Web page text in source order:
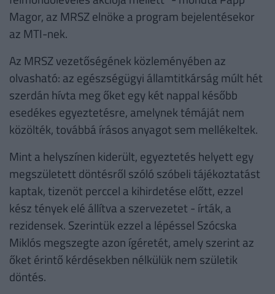
Magor, az MRSZ elnöke a program bejelentésekor
az MTI-nek.
Az MRSZ vezetőségének közleményében az
olvasható: az egészségügyi államtitkárság múlt hét
szerdán hívta meg őket egy két nappal később
esedékes egyeztetésre, amelynek témáját nem
közölték, továbbá írásos anyagot sem mellékeltek.
Mint a helyszínen kiderült, egyeztetés helyett egy
megszületett döntésről szóló szóbeli tájékoztatást
kaptak, tizenöt perccel a kihirdetése előtt, ezzel
kész tények elé állítva a szervezetet - írták, a
rezidensek. Szerintük ezzel a lépéssel Szócska
Miklós megszegte azon ígéretét, amely szerint az
őket érintő kérdésekben nélkülük nem születik
döntés.